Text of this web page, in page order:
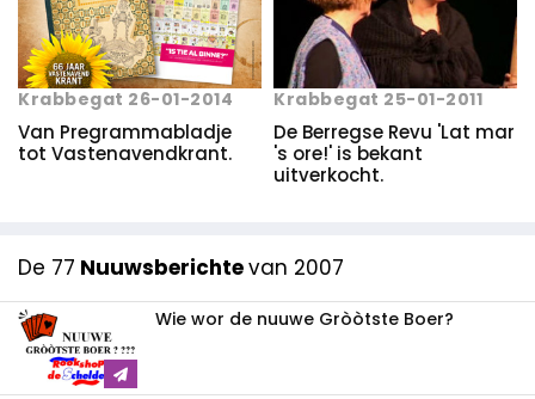
Krabbegat 26-01-2014
Van Pregrammabladje
tot Vastenavendkrant.
Krabbegat 25-01-2011
De Berregse Revu 'Lat mar
's ore!' is bekant
uitverkocht.
De 77 Nuuwsberichtevan 2007
Wie wor de nuuwe Gròòtste Boer?